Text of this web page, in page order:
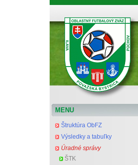
MENU
Štruktúra ObFZ
Výsledky a tabuľky
Úradné správy
ŠTK